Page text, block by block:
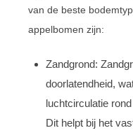
van de beste
appelbomen zijn:
Zandgrond:
doorlatendheid,
luchtcirculatie
Dit helpt bij het